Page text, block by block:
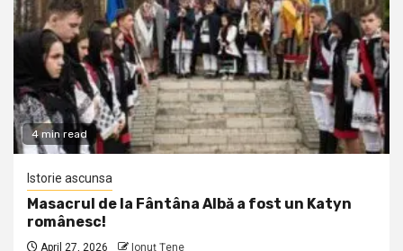
4 min read
Istorie ascunsa
Masacrul de la Fântâna Albă a fost un Katyn
românesc!
April 27, 2026 Ionuţ Ţene